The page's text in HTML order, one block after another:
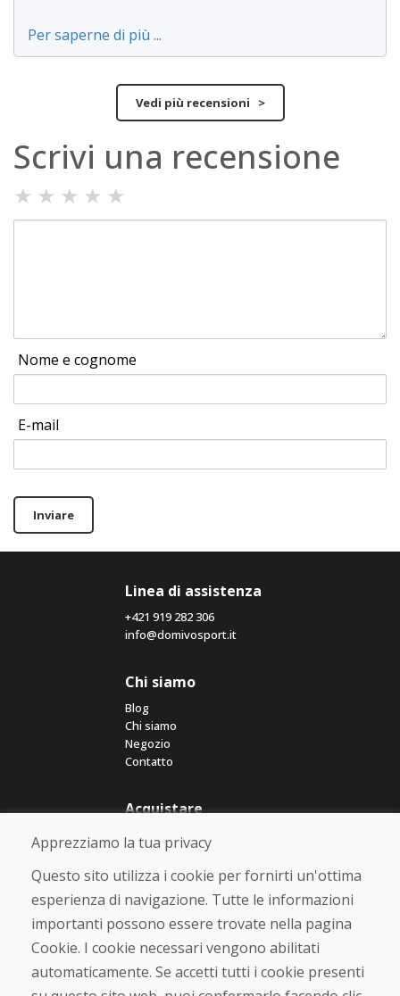
Per saperne di più ...
Vedi più recensioni >
Scrivi una recensione
★ ★ ★ ★ ★
Nome e cognome
E-mail
Inviare
Linea di assistenza
+421 919 282 306
info@domivosport.it
Chi siamo
Blog
Chi siamo
Negozio
Contatto
Acquistare
Negozio online
Termini e condizioni commerciali
Spedizione e pagamento
Reso e cambio merce
Protezione dei dati personali
Cookies
Verificato dai clienti
Apprezziamo la tua privacy
Questo sito utilizza i cookie per fornirti un'ottima
esperienza di navigazione. Tutte le informazioni
importanti possono essere trovate nella pagina
Cookie. I cookie necessari vengono abilitati
automaticamente. Se accetti tutti i cookie presenti